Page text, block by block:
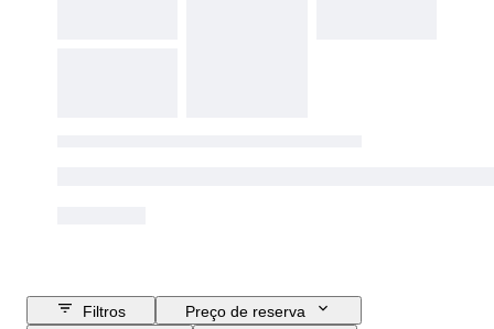
Filtros
Preço de reserva